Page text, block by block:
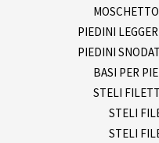
PIEDINI
PIEDINI
BASI PER
STELI
STELI
STELI